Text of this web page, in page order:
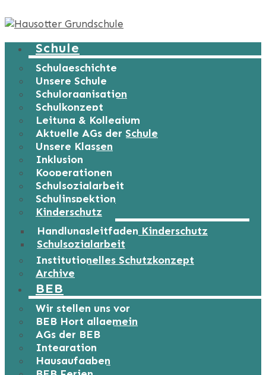
Schule
Schulgeschichte
Unsere Schule
Schulorganisation
Schulkonzept
Leitung & Kollegium
Aktuelle AGs der Schule
Unsere Klassen
Inklusion
Kooperationen
Schulsozialarbeit
Schulinspektion
Kinderschutz
Handlungsleitfaden Kinderschutz
Schulsozialarbeit
Institutionelles Schutzkonzept
Archive
BEB
Wir stellen uns vor
BEB Hort allgemein
AGs der BEB
Integration
Hausaufgaben